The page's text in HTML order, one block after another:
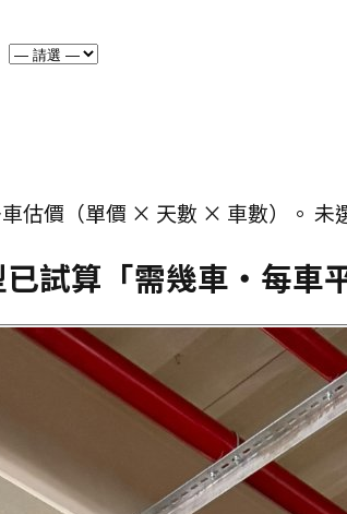
估價（單價 × 天數 × 車數）。 未
試算「需幾車・每車